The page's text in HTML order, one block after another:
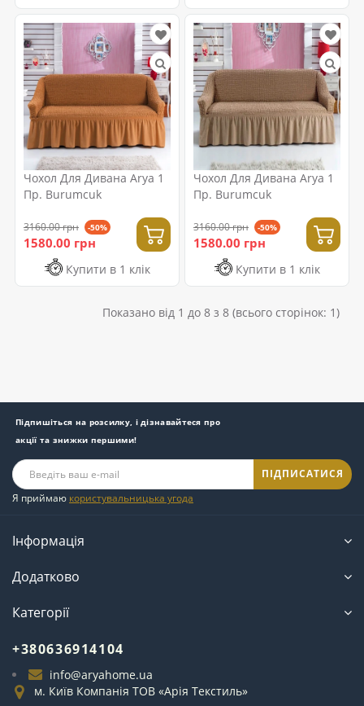
Чохол Для Дивана Arya 1
Пр. Burumcuk
3160.00 грн -50%
1580.00 грн
Купити в 1 клік
Чохол Для Дивана Arya 1
Пр. Burumcuk
3160.00 грн -50%
1580.00 грн
Купити в 1 клік
Показано від 1 до 8 з 8 (всього сторінок: 1)
Підпишіться на розсилку, і дізнавайтеся про
акції та знижки першими!
ПІДПИСАТИСЯ
Я приймаю користувальницька угода
Інформація
Додатково
Категорії
+380636914104
info@aryahome.ua
м. Київ Компанія ТОВ «Арія Текстиль»